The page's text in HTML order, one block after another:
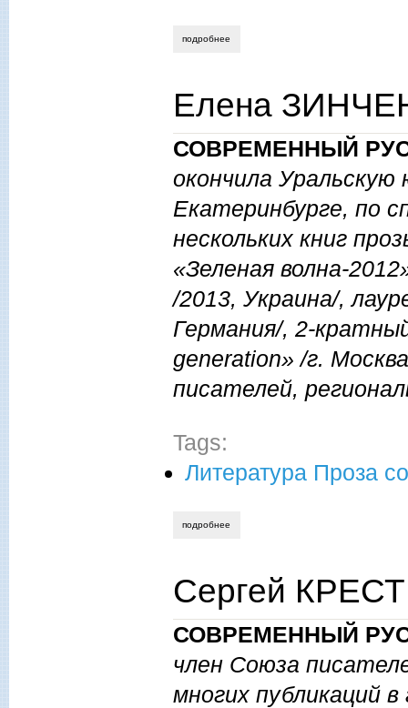
подробнее
Елена
СОВРЕМЕННЫЙ
окончила
Екатеринбурге, по
нескольких книг
«Зеленая волна-
/2013, Украина/,
Германия/, 2-
generation» /г.
писателей,
Tags:
Литература Проза
подробнее
Сергей
СОВРЕМЕННЫЙ
член Союза
многих публикаций